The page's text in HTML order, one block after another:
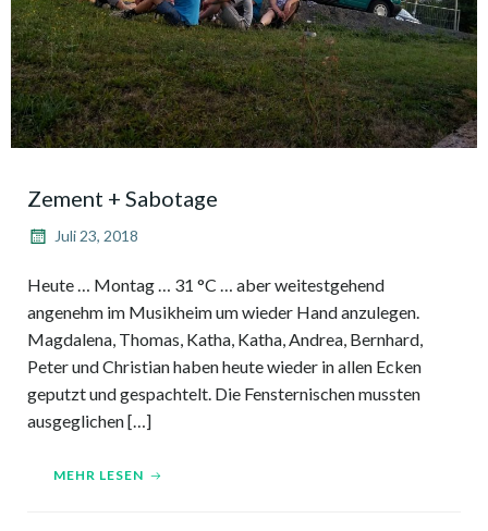
Zement + Sabotage
Juli 23, 2018
Heute … Montag … 31 °C … aber weitestgehend
angenehm im Musikheim um wieder Hand anzulegen.
Magdalena, Thomas, Katha, Katha, Andrea, Bernhard,
Peter und Christian haben heute wieder in allen Ecken
geputzt und gespachtelt. Die Fensternischen mussten
ausgeglichen […]
MEHR LESEN